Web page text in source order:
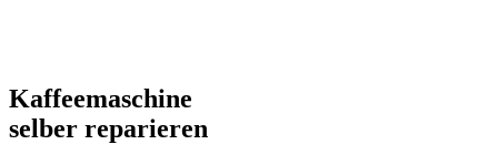
Kaffeemaschine
selber reparieren